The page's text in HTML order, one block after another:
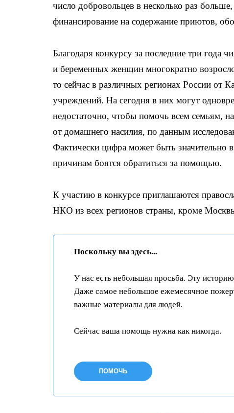
число добровольцев в несколько раз
финансирование на содержание приютов,
Благодаря конкурсу за последние три года
и беременных женщин многократно
то сейчас в различных регионах России от
учреждений. На сегодня в них могут
недостаточно, чтобы помочь всем семьям,
от домашнего насилия, по данным
Фактически цифра может быть
причинам боятся обратиться за помощью.
К участию в конкурсе приглашаются
НКО из всех регионов страны, кроме
Поскольку вы здесь...
У нас есть небольшая просьба. Эту
Даже самое небольшое ежемесячное
важные материалы для людей.
Сейчас ваша помощь нужна как никогда.
ПОМОЧЬ